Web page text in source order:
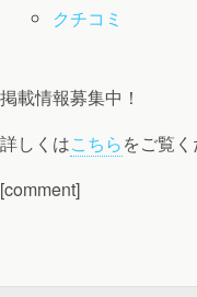
クチコミ
掲載情報募集中！
詳しくはこちらをご覧
[comment]